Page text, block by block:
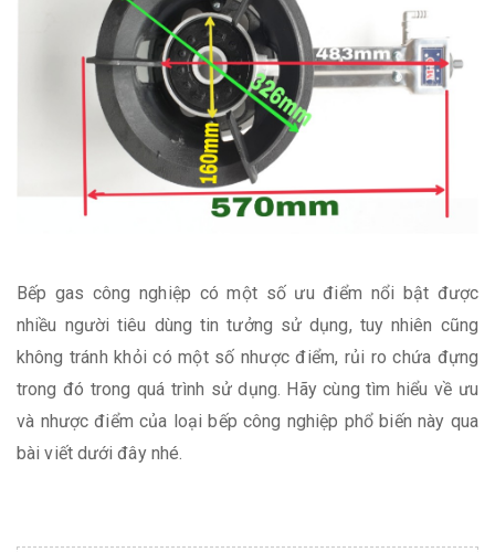
Bếp gas công nghiệp có một số ưu điểm nổi bật được
nhiều người tiêu dùng tin tưởng sử dụng, tuy nhiên cũng
không tránh khỏi có một số nhược điểm, rủi ro chứa đựng
trong đó trong quá trình sử dụng. Hãy cùng tìm hiểu về ưu
và nhược điểm của loại bếp công nghiệp phổ biến này qua
bài viết dưới đây nhé.